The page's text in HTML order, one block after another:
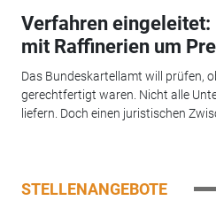
Verfahren
mit Raffinerien um
Das Bundeskartellamt will prüfen,
gerechtfertigt waren. Nicht alle
liefern. Doch einen juristischen
STELLENANGEBOTE